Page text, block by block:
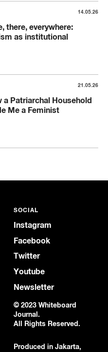
14.05.26
there, everywhere:
as institutional
21.05.26
a Patriarchal Household
Me a Feminist
SOCIAL
Instagram
Facebook
Twitter
Youtube
Newsletter
© 2023 Whiteboard
Journal.
All Rights Reserved.
Produced in Jakarta,